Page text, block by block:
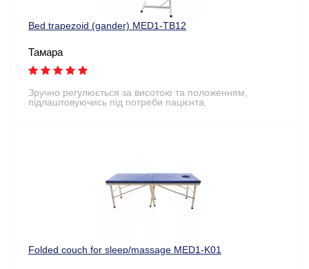
Bed trapezoid (gander) MED1-TB12
Тамара
Зручно регулюється за висотою та положенням,
підлаштовуючись під потреби пацієнта.
Folded couch for sleep/massage MED1-K01